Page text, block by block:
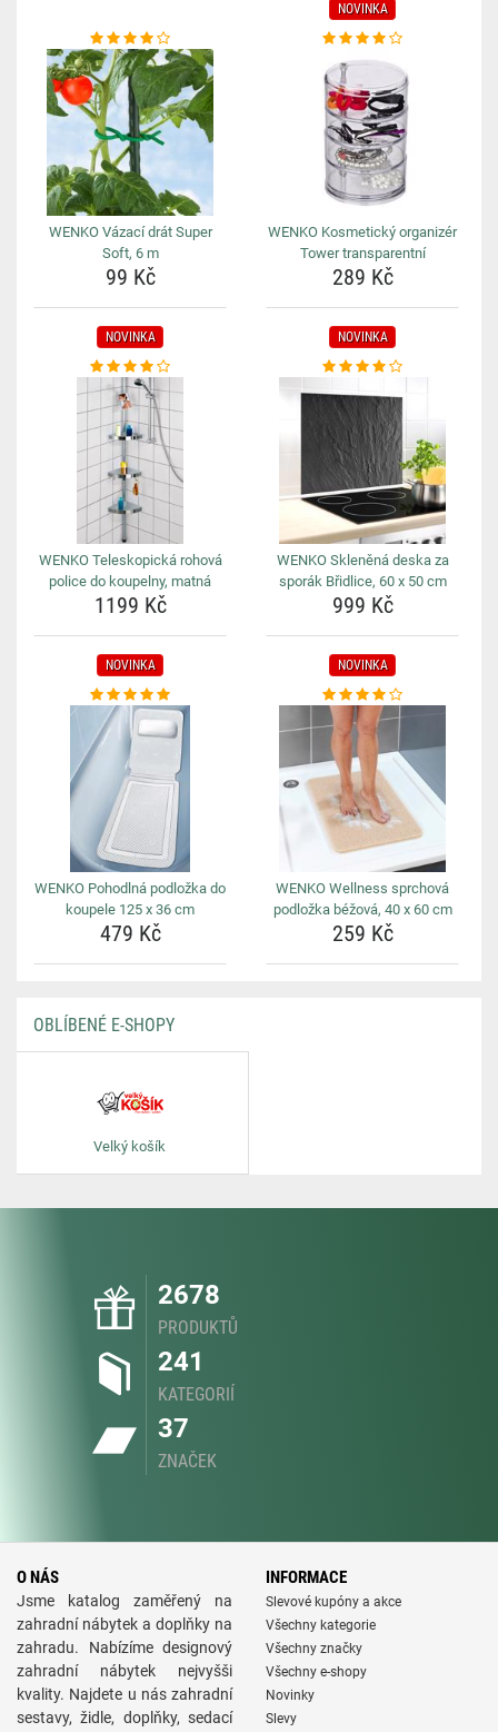
WENKO Vázací drát Super
Soft, 6 m
99 Kč
NOVINKA
WENKO Kosmetický organizér
Tower transparentní
289 Kč
NOVINKA
WENKO Teleskopická rohová
police do koupelny, matná
1199 Kč
NOVINKA
WENKO Skleněná deska za
sporák Břidlice, 60 x 50 cm
999 Kč
NOVINKA
WENKO Pohodlná podložka do
koupele 125 x 36 cm
479 Kč
NOVINKA
WENKO Wellness sprchová
podložka béžová, 40 x 60 cm
259 Kč
OBLÍBENÉ E-SHOPY
Velký košík
2678
PRODUKTŮ
241
KATEGORIÍ
37
ZNAČEK
O NÁS
Jsme katalog zaměřený na
zahradní nábytek a doplňky na
zahradu. Nabízíme designový
zahradní nábytek nejvyšši
kvality. Najdete u nás zahradní
sestavy, židle, doplňky, sedací
INFORMACE
Slevové kupóny a akce
Všechny kategorie
Všechny značky
Všechny e-shopy
Novinky
Slevy